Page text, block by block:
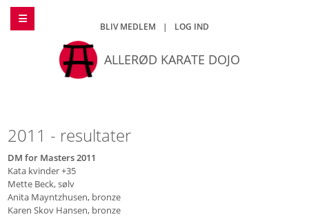
BLIV MEDLEM | LOG IND
ALLERØD KARATE DOJO
2011 - resultater
DM for Masters 2011
Kata kvinder +35
Mette Beck, sølv
Anita Mayntzhusen, bronze
Karen Skov Hansen, bronze